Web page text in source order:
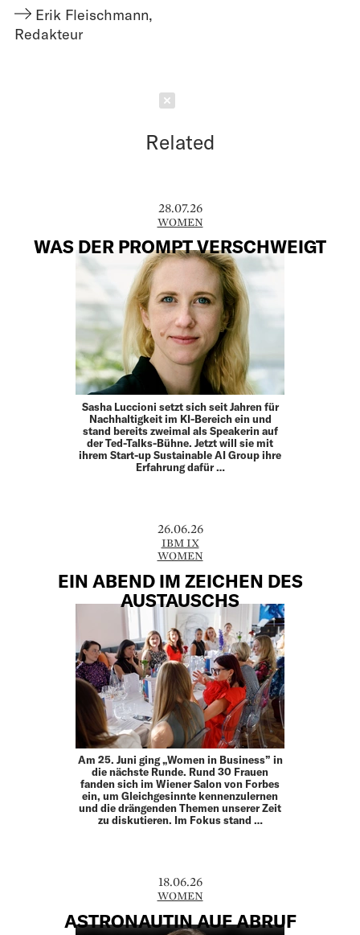
Erik Fleischmann,
Redakteur
Related
28.07.26
WOMEN
WAS DER PROMPT VERSCHWEIGT
Sasha Luccioni setzt sich seit Jahren für
Nachhaltigkeit im KI-Bereich ein und
stand bereits zweimal als ­Speakerin auf
der Ted-Talks-Bühne. Jetzt will sie mit
ihrem Start-up Sustainable AI Group ihre
Erfahrung dafür …
26.06.26
IBM IX
WOMEN
EIN ABEND IM ZEICHEN DES
AUSTAUSCHS
Am 25. Juni ging „Women in Business” in
die nächste Runde. Rund 30 Frauen
fanden sich im Wiener Salon von Forbes
ein, um Gleichgesinnte kennenzulernen
und die drängenden Themen unserer Zeit
zu diskutieren. Im Fokus stand …
18.06.26
WOMEN
ASTRONAUTIN AUF ABRUF